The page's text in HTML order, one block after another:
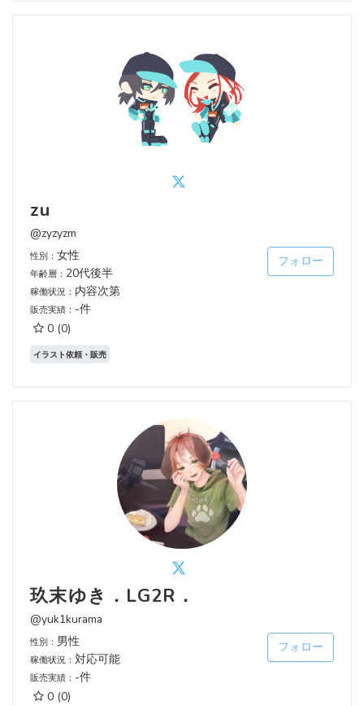
zu
@zyzyzm
性別： 女性
年齢層： 20代後半
稼働状況： 内容次第
販売実績： -件
0 (0)
フォロー
イラスト依頼・販売
玖末ゆき．LG2R．
@yuk1kurama
性別： 男性
稼働状況： 対応可能
販売実績： -件
0 (0)
フォロー